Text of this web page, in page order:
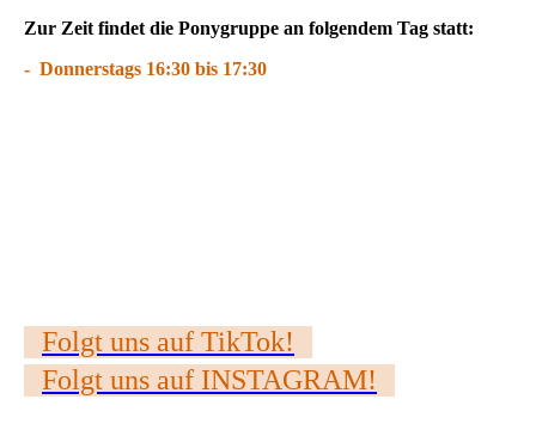
Zur Zeit findet die Ponygruppe an folgendem Tag statt:
- Donnerstags 16:30 bis 17:30
Folgt uns auf TikTok!
Folgt uns auf INSTAGRAM!